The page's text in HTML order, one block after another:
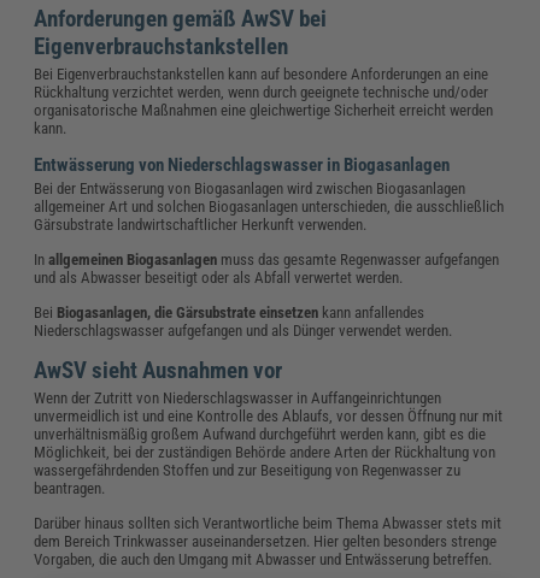
Anforderungen gemäß AwSV bei
Eigenverbrauchstankstellen
Bei Eigenverbrauchstankstellen kann auf besondere Anforderungen an eine
Rückhaltung verzichtet werden, wenn durch geeignete technische und/oder
organisatorische Maßnahmen eine gleichwertige Sicherheit erreicht werden
kann.
Entwässerung von Niederschlagswasser in Biogasanlagen
Bei der Entwässerung von Biogasanlagen wird zwischen Biogasanlagen
allgemeiner Art und solchen Biogasanlagen unterschieden, die ausschließlich
Gärsubstrate landwirtschaftlicher Herkunft verwenden.
Inallgemeinen Biogasanlagen muss das gesamte Regenwasser aufgefangen
und als Abwasser beseitigt oder als Abfall verwertet werden.
Bei Biogasanlagen, die Gärsubstrate einsetzen kann anfallendes
Niederschlagswasser aufgefangen und als Dünger verwendet werden.
AwSV sieht Ausnahmen vor
Wenn der Zutritt von Niederschlagswasser in Auffangeinrichtungen
unvermeidlich ist und eine Kontrolle des Ablaufs, vor dessen Öffnung nur mit
unverhältnismäßig großem Aufwand durchgeführt werden kann, gibt es die
Möglichkeit, bei der zuständigen Behörde andere Arten der Rückhaltung von
wassergefährdenden Stoffen und zur Beseitigung von Regenwasser zu
beantragen.
Darüber hinaus sollten sich Verantwortliche beim Thema Abwasser stets mit
dem Bereich Trinkwasser auseinandersetzen. Hier gelten besonders strenge
Vorgaben, die auch den Umgang mit Abwasser und Entwässerung betreffen.